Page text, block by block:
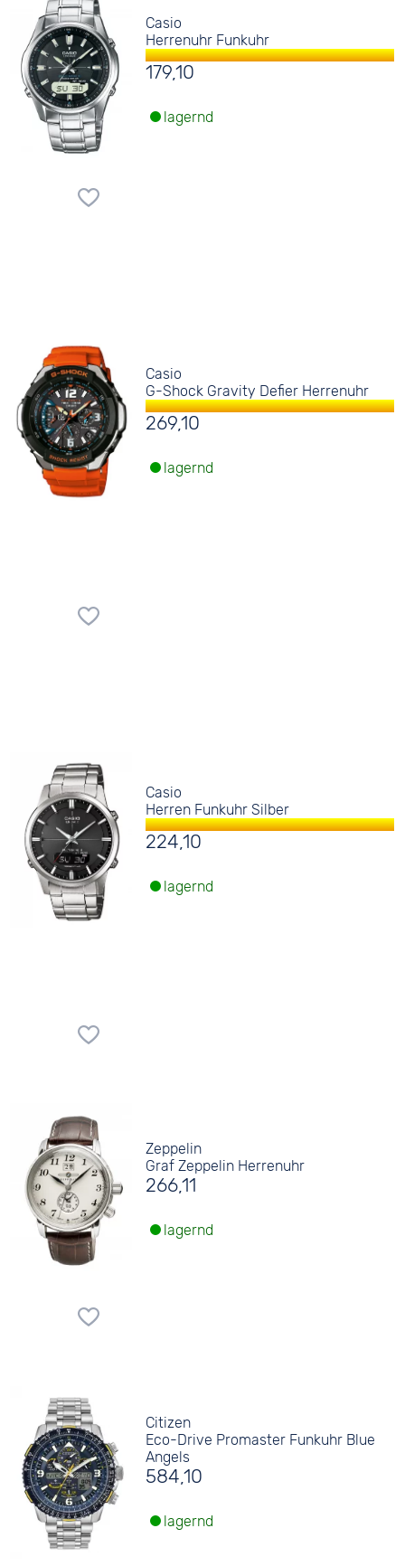
Casio
Herrenuhr Funkuhr
179,10
lagernd
Casio
G-Shock Gravity Defier Herrenuhr
269,10
lagernd
Casio
Herren Funkuhr Silber
224,10
lagernd
Zeppelin
Graf Zeppelin Herrenuhr
266,11
lagernd
Citizen
Eco-Drive Promaster Funkuhr Blue
Angels
584,10
lagernd